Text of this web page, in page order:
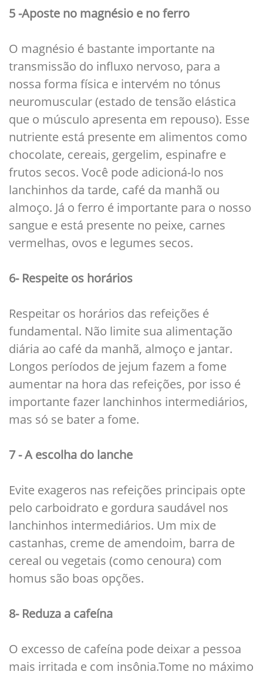
5 -Aposte no magnésio e no ferro
O magnésio é bastante importante na
transmissão do influxo nervoso, para a
nossa forma física e intervém no tónus
neuromuscular (estado de tensão elástica
que o músculo apresenta em repouso). Esse
nutriente está presente em alimentos como
chocolate, cereais, gergelim, espinafre e
frutos secos. Você pode adicioná-lo nos
lanchinhos da tarde, café da manhã ou
almoço. Já o ferro é importante para o nosso
sangue e está presente no peixe, carnes
vermelhas, ovos e legumes secos.
6- Respeite os horários
Respeitar os horários das refeições é
fundamental. Não limite sua alimentação
diária ao café da manhã, almoço e jantar.
Longos períodos de jejum fazem a fome
aumentar na hora das refeições, por isso é
importante fazer lanchinhos intermediários,
mas só se bater a fome.
7 - A escolha do lanche
Evite exageros nas refeições principais opte
pelo carboidrato e gordura saudável nos
lanchinhos intermediários. Um mix de
castanhas, creme de amendoim, barra de
cereal ou vegetais (como cenoura) com
homus são boas opções.
8- Reduza a cafeína
O excesso de cafeína pode deixar a pessoa
mais irritada e com insônia.Tome no máximo